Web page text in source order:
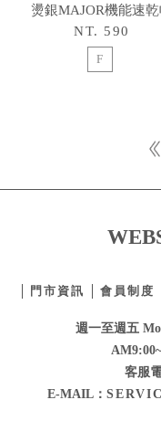
燙銀MAJOR機能速
NT. 590
F
門市資訊 會員制度
週一至週五
客服
E-MAIL：